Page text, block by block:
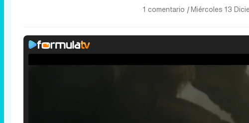
1 comentario |Miércoles 13